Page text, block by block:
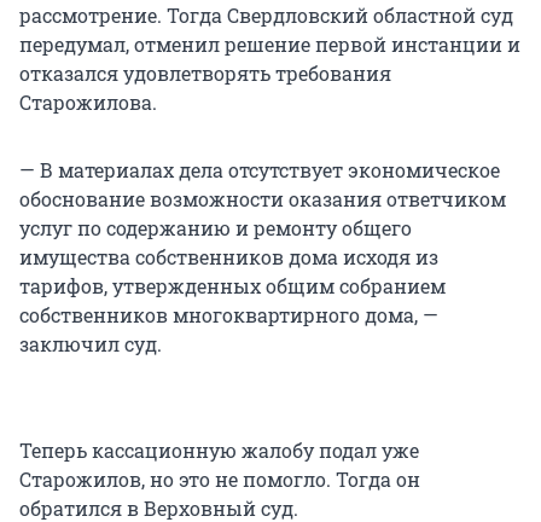
рассмотрение. Тогда Свердловский областной суд
передумал, отменил решение первой инстанции и
отказался удовлетворять требования
Старожилова.
— В материалах дела отсутствует экономическое
обоснование возможности оказания ответчиком
услуг по содержанию и ремонту общего
имущества собственников дома исходя из
тарифов, утвержденных общим собранием
собственников многоквартирного дома, —
заключил суд.
Теперь кассационную жалобу подал уже
Старожилов, но это не помогло. Тогда он
обратился в Верховный суд.